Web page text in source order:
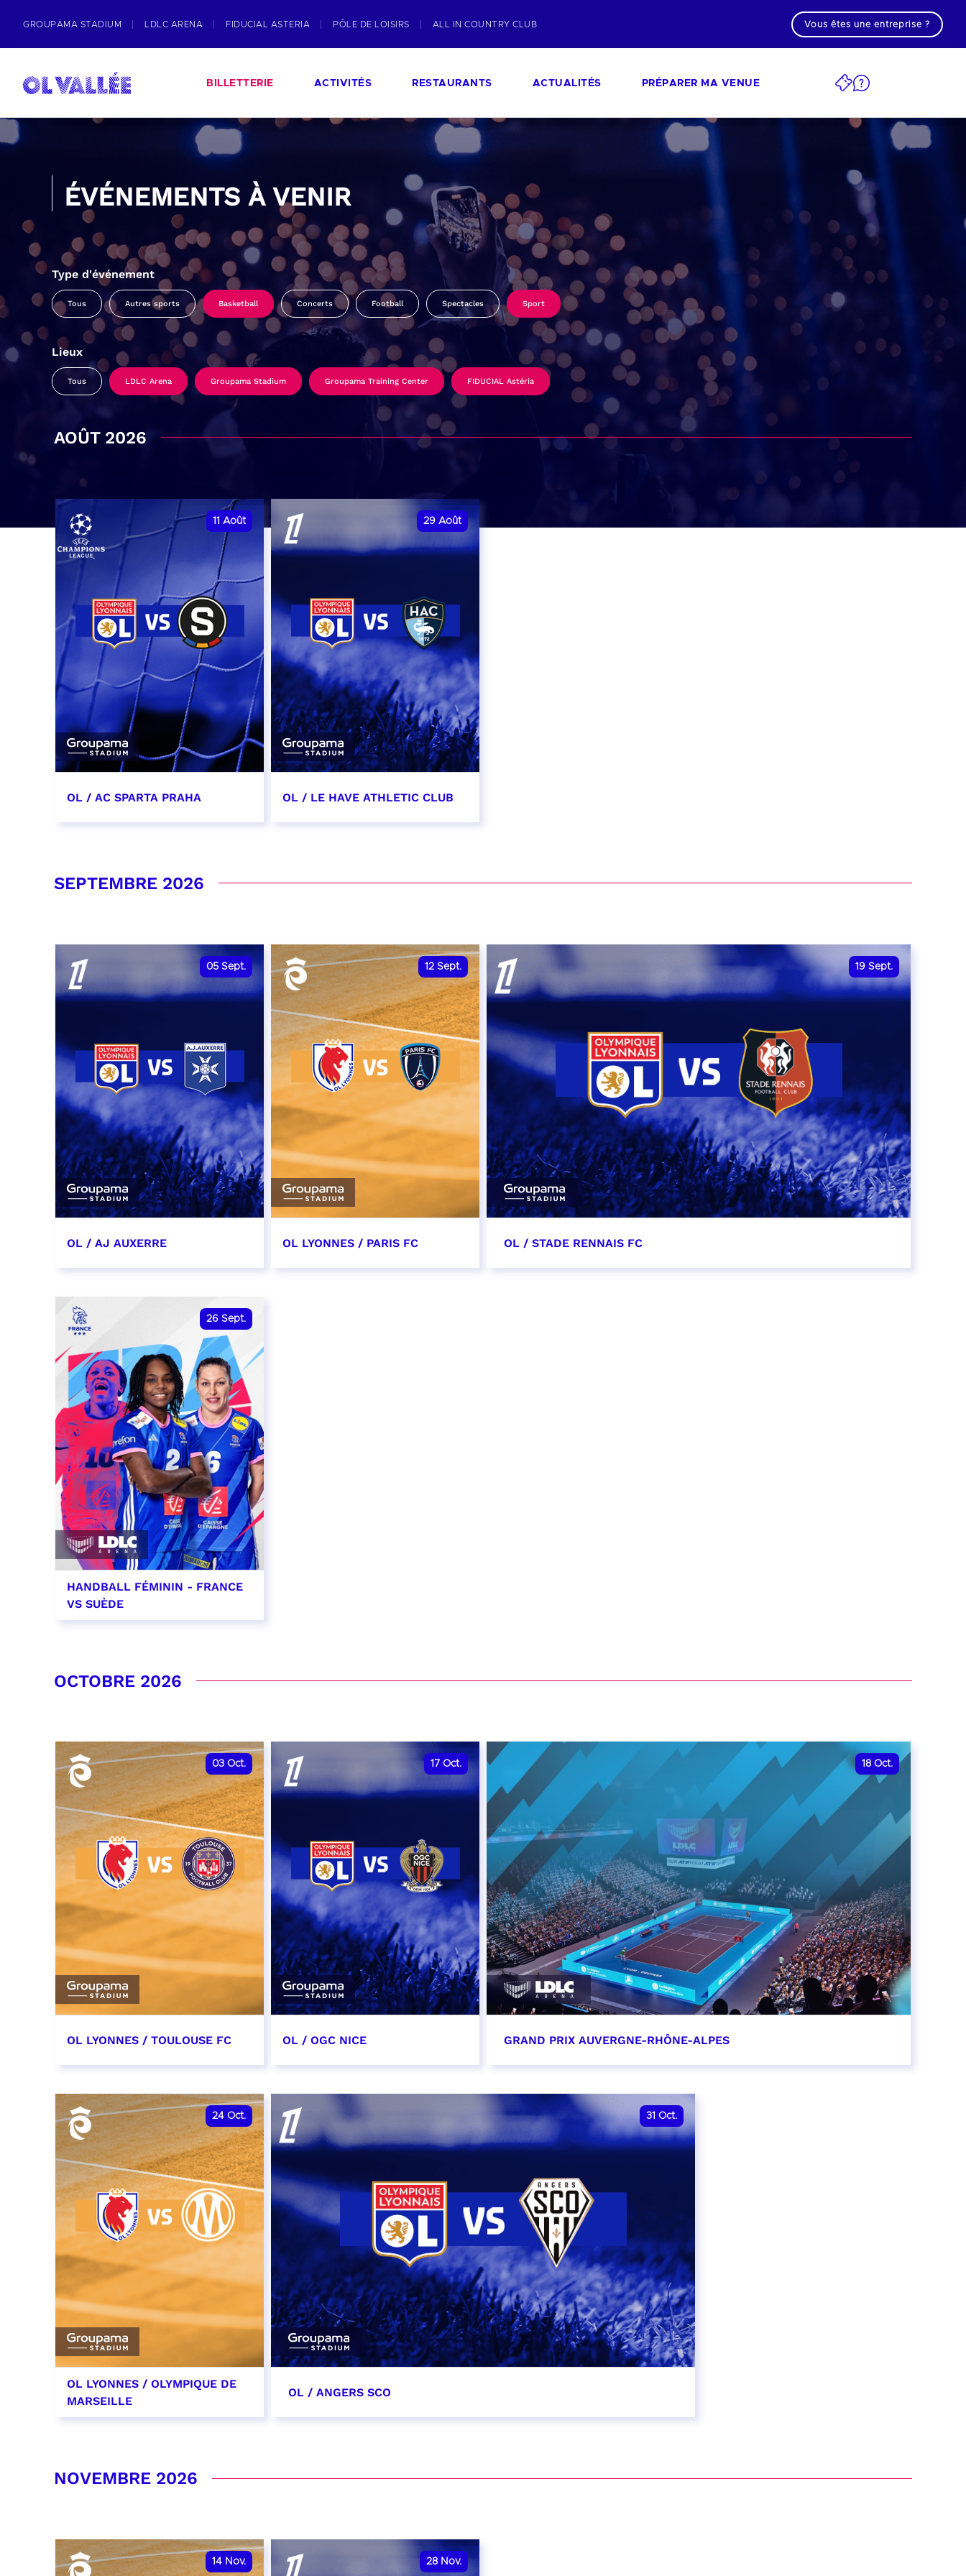
GROUPAMA STADIUM LDLC ARENA FIDUCIAL ASTERIA PÔLE DE LOISIRS ALL IN COUNTRY CLUB Vous êtes une entreprise ?
BILLETTERIE ACTIVITÉS RESTAURANTS ACTUALITÉS PRÉPARER MA VENUE
ÉVÉNEMENTS À VENIR
Type d'événement
Tous Autres sports Basketball Concerts Football Spectacles Sport
Lieux
Tous LDLC Arena Groupama Stadium Groupama Training Center FIDUCIAL Astéria
AOÛT 2026
11 Août
OL / AC SPARTA PRAHA
29 Août
OL / LE HAVE ATHLETIC CLUB
SEPTEMBRE 2026
05 Sept.
OL / AJ AUXERRE
RÉSERVER
12 Sept.
OL LYONNES / PARIS FC
19 Sept.
OL / STADE RENNAIS FC
26 Sept.
HANDBALL FÉMININ - FRANCE
VS SUÈDE
OCTOBRE 2026
03 Oct.
OL LYONNES / TOULOUSE FC
date et heure à confirmer
RÉSERVER
17 Oct.
OL / OGC NICE
date et heure à confirmer
RÉSERVER
18 Oct.
GRAND PRIX AUVERGNE-RHÔNE-ALPES
24 Oct.
OL LYONNES / OLYMPIQUE DE
MARSEILLE
RÉSERVER
31 Oct.
OL / ANGERS SCO
RÉSERVER
NOVEMBRE 2026
14 Nov. 28 Nov.